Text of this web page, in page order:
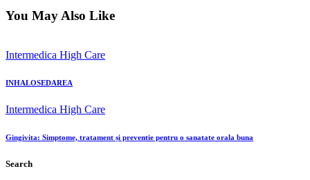
You May Also Like
Intermedica High Care
INHALOSEDAREA
Intermedica High Care
Gingivita: Simptome, tratament și preventie pentru o sanatate orala buna
Search